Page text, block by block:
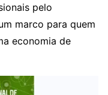
pelo
marco para quem
economia de